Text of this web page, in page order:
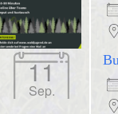
11
Sep.